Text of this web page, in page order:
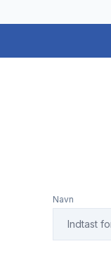
Navn